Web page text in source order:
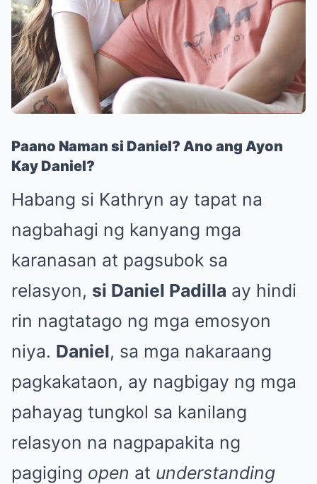
Paano Naman si Daniel? Ano ang Ayon
Kay Daniel?
Habang si Kathryn ay tapat na
nagbahagi ng kanyang mga
karanasan at pagsubok sa
relasyon, si Daniel Padilla ay hindi
rin nagtatago ng mga emosyon
niya. Daniel, sa mga nakaraang
pagkakataon, ay nagbigay ng mga
pahayag tungkol sa kanilang
relasyon na nagpapakita ng
pagiging open at understanding